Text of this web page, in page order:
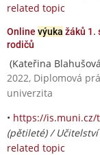
related topic
Online výuka žáků 1.
rodičů
(Kateřina
2022, Diplomová
univerzita
• https://
(pětileté) /
related topic